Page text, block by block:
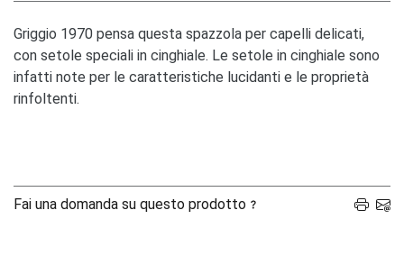
Griggio 1970 pensa questa spazzola per capelli delicati,
con setole speciali in cinghiale. Le setole in cinghiale sono
infatti note per le caratteristiche lucidanti e le proprietà
rinfoltenti.
Fai una domanda su questo prodotto